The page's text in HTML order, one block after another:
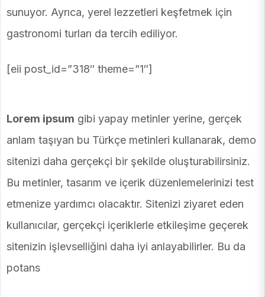
sunuyor. Ayrıca, yerel lezzetleri keşfetmek için
gastronomi turları da tercih ediliyor.
[eii post_id=”318″ theme=”1″]
Lorem ipsum gibi yapay metinler yerine, gerçek
anlam taşıyan bu Türkçe metinleri kullanarak, demo
sitenizi daha gerçekçi bir şekilde oluşturabilirsiniz.
Bu metinler, tasarım ve içerik düzenlemelerinizi test
etmenize yardımcı olacaktır. Sitenizi ziyaret eden
kullanıcılar, gerçekçi içeriklerle etkileşime geçerek
sitenizin işlevselliğini daha iyi anlayabilirler. Bu da
potans